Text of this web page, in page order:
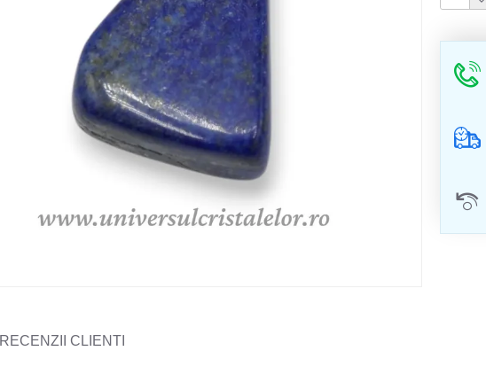
RECENZII CLIENTI